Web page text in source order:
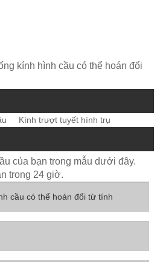
kính hình cầu có thể hoán đổi
Kính trượt tuyết hình trụ
của bạn trong mẫu dưới đây.
trong 24 giờ.